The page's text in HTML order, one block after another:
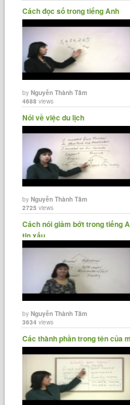
Cách đọc số trong tiếng Anh
byNguyễn Thành Tâm
4688 views
Nói về việc du lịch
byNguyễn Thành Tâm
2725 views
Cách nói giảm bớt trong tiếng
tin xấu
byNguyễn Thành Tâm
3634 views
Các thành phần trong tên của